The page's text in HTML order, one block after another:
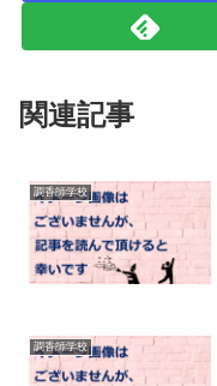
関連記事
調香師学校
調香師学校